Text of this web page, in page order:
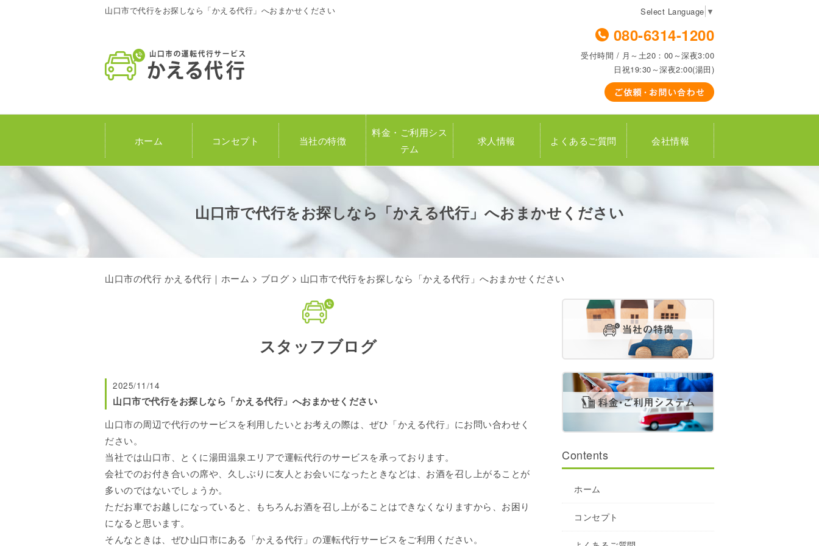
山口市で代行をお探しなら「かえる代行」へおまかせください Select Language ▼
080-6314-1200
受付時間 / 月～土20：00～深夜3:00
日祝19:30～深夜2:00(湯田)
ホーム コンセプト 当社の特徴
料金・ご利用シス
テム
求人情報 よくあるご質問 会社情報
山口市で代行をお探しなら「かえる代行」へおまかせください
山口市の代行 かえる代行｜ホーム > ブログ > 山口市で代行をお探しなら「かえる代行」へおまかせください
スタッフブログ
2025/11/14
山口市で代行をお探しなら「かえる代行」へおまかせください
山口市の周辺で代行のサービスを利用したいとお考えの際は、ぜひ「かえる代行」にお問い合わせく
ださい。
当社では山口市、とくに湯田温泉エリアで運転代行のサービスを承っております。
会社でのお付き合いの席や、久しぶりに友人とお会いになったときなどは、お酒を召し上がることが
多いのではないでしょうか。
ただお車でお越しになっていると、もちろんお酒を召し上がることはできなくなりますから、お困り
になると思います。
そんなときは、ぜひ山口市にある「かえる代行」の運転代行サービスをご利用ください。
Contents
ホーム
コンセプト